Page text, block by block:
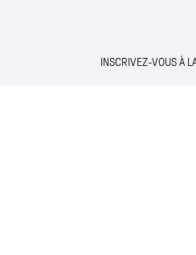
INSCRIVEZ-VOUS À